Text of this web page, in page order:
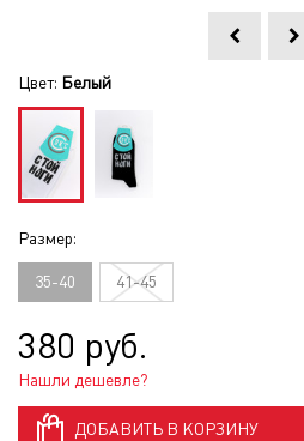
Цвет: Белый
Размер:
35-40 41-45
380 руб.
Нашли дешевле?
ДОБАВИТЬ В КОРЗИНУ